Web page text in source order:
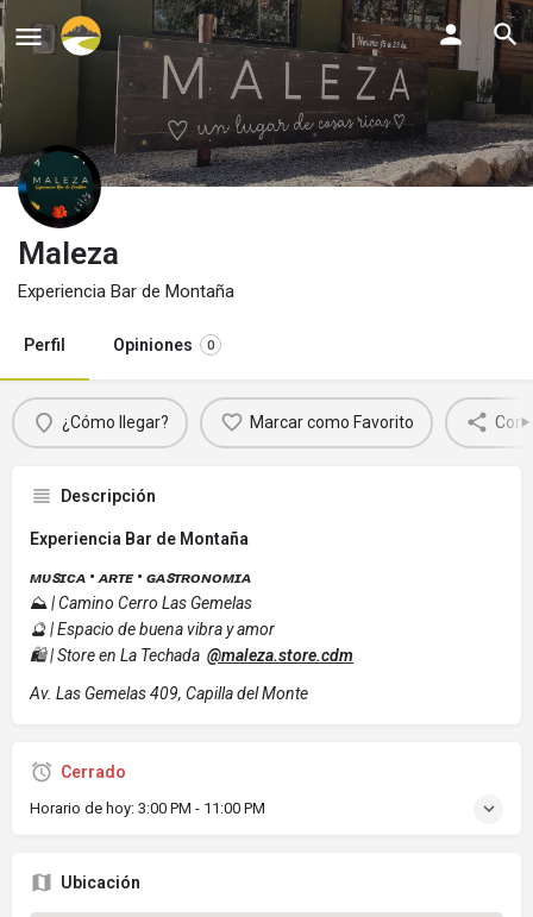
Maleza
Experiencia Bar de Montaña
Perfil Opiniones 0
¿Cómo llegar? Marcar como Favorito
Descripción
Experiencia Bar de Montaña
ᴍᴜꜱɪᴄᴀ • ᴀʀᴛᴇ • ɢᴀꜱᴛʀᴏɴᴏᴍɪᴀ
⛰️ | Camino Cerro Las Gemelas
🔮 | Espacio de buena vibra y amor
🛍️ | Store en La Techada @maleza.store.cdm
Av. Las Gemelas 409, Capilla del Monte
Cerrado
Horario de hoy: 3:00 PM - 11:00 PM
Ubicación